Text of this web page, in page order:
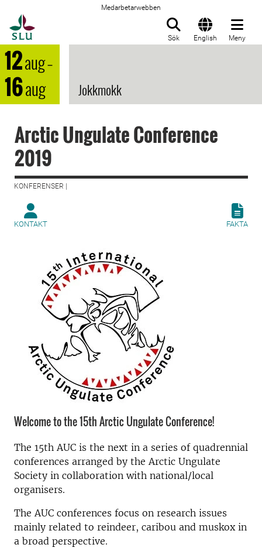
Medarbetarwebben
Sök English Meny
12aug–
16aug Jokkmokk
Arctic Ungulate Conference
2019
KONFERENSER |
KONTAKT FAKTA
Welcome to the 15th Arctic Ungulate Conference!
The 15th AUC is the next in a series of quadrennial
conferences arranged by the Arctic Ungulate
Society in collaboration with national/local
organisers.
The AUC conferences focus on research issues
mainly related to reindeer, caribou and muskox in
a broad perspective.